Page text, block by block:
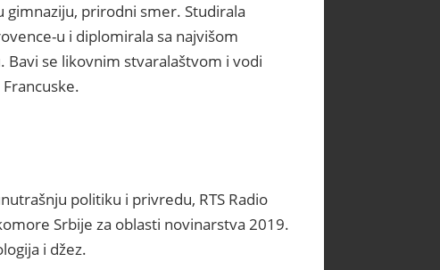
gimnaziju, prirodni smer. Studirala
u i diplomirala sa najvišom
Bavi se likovnim stvaralaštvom i vodi
politiku i privredu, RTS Radio
Srbije za oblasti novinarstva 2019.
i džez.